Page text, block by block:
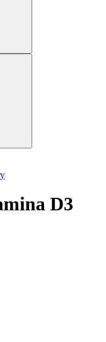
D3